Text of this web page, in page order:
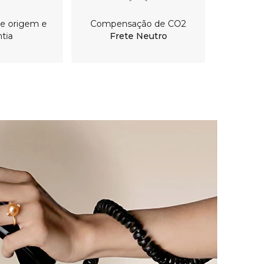
origem e
Compensação de CO2
Frete Neutro